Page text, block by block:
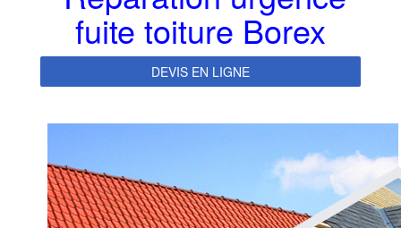
fuite toiture Borex
DEVIS EN LIGNE